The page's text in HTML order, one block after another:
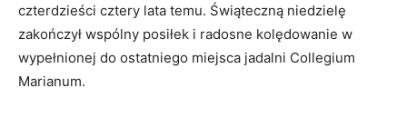
czterdzieści cztery lata temu. Świąteczną niedzielę
zakończył wspólny posiłek i radosne kolędowanie w
wypełnionej do ostatniego miejsca jadalni Collegium
Marianum.